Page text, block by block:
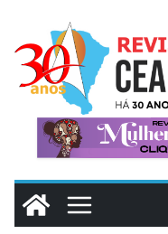
conteúdo